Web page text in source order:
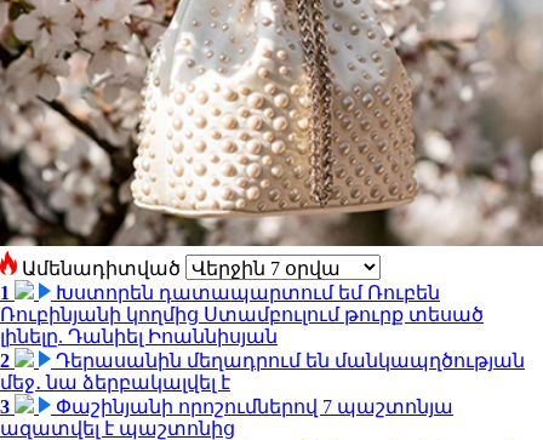
Ամենադիտված
1
Խստորեն դատապարտում եմ Ռուբեն
Ռուբինյանի կողմից Ստամբուլում թուրք տեսած
լինելը. Դանիել Իոաննիսյան
2
Դերասանին մեղադրում են մանկապղծության
մեջ․ նա ձերբակալվել է
3
Փաշինյանի որոշումներով 7 պաշտոնյա
ազատվել է պաշտոնից